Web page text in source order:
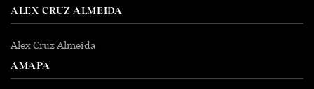
ALEX CRUZ ALMEIDA
Alex Cruz Almeida
AMAPA